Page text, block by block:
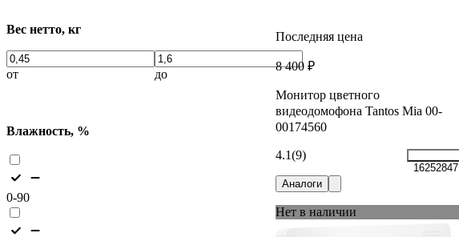
Вес нетто, кг
от до
Влажность, %
0-90
Последняя цена
8 400 ₽
Монитор цветного
видеодомофона Tantos Mia 00-
00174560
4.1(9)
16252847
Аналоги
Нет в наличии